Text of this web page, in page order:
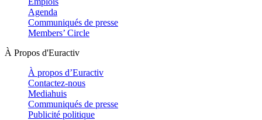
Agenda
Communiqués de presse
Members’ Circle
À Propos d'Euractiv
À propos d’Euractiv
Contactez-nous
Mediahuis
Communiqués de presse
Publicité politique